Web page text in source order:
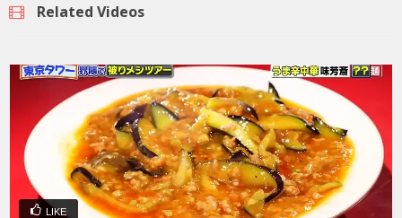
Related Videos
LIKE